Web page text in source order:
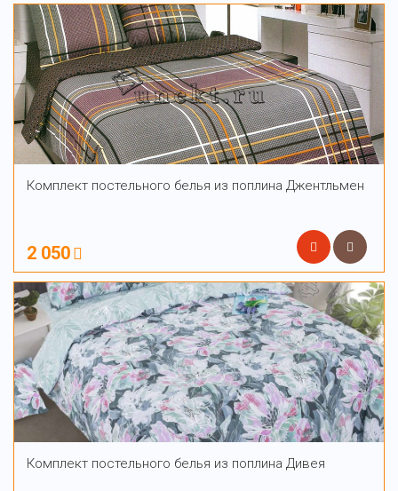
Комплект постельного белья из поплина Джентльмен
2 050
Комплект постельного белья из поплина Дивея